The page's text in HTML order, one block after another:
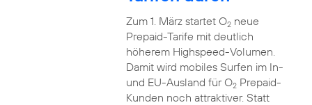
Zum 1. März startet O2neue
Prepaid-Tarife mit deutlich
höherem Highspeed-Volumen.
Damit wird mobiles Surfen im In-
und EU-Ausland für O2Prepaid-
Kunden noch attraktiver. Statt